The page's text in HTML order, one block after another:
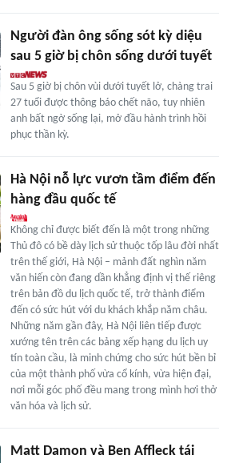
Người đàn ông sống sót kỳ diệu
sau 5 giờ bị chôn sống dưới tuyết
Sau 5 giờ bị chôn vùi dưới tuyết lở, chàng trai
27 tuổi được thông báo chết não, tuy nhiên
anh bất ngờ sống lại, mở đầu hành trình hồi
phục thần kỳ.
Hà Nội nỗ lực vươn tầm điểm đến
hàng đầu quốc tế
Không chỉ được biết đến là một trong những
Thủ đô có bề dày lịch sử thuộc tốp lâu đời nhất
trên thế giới, Hà Nội – mảnh đất nghìn năm
văn hiến còn đang dần khẳng định vị thế riêng
trên bản đồ du lịch quốc tế, trở thành điểm
đến có sức hút với du khách khắp năm châu.
Những năm gần đây, Hà Nội liên tiếp được
xướng tên trên các bảng xếp hạng du lịch uy
tín toàn cầu, là minh chứng cho sức hút bền bỉ
của một thành phố vừa cổ kính, vừa hiện đại,
nơi mỗi góc phố đều mang trong mình hơi thở
văn hóa và lịch sử.
Matt Damon và Ben Affleck tái